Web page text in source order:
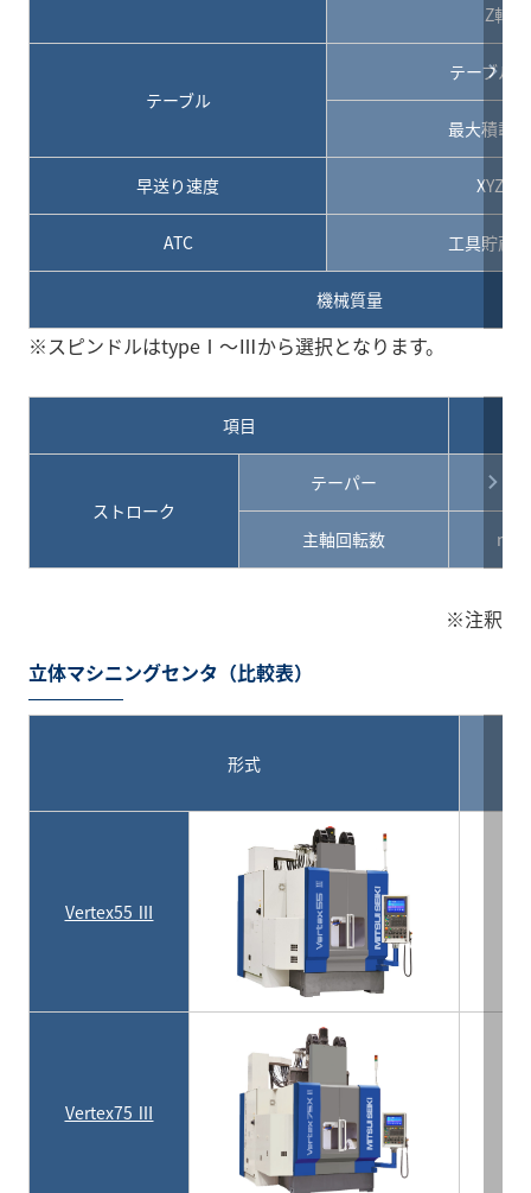
Z軸
テーブル
テーブル
最大積載
早送り速度 XYZ軸
ATC 工具貯蔵
機械質量
※スピンドルはtypeⅠ～Ⅲから選択となります。
項目
ストローク
テーパー
主軸回転数
※注釈
立体マシニングセンタ（比較表）
形式
Vertex55 Ⅲ
Vertex75 Ⅲ